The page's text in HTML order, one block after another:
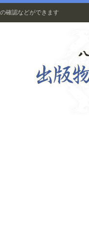
確認などができます